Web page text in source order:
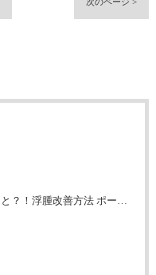
浮腫を慢性化すると？！浮腫改善方法 ポールシェリーハーバルオイル